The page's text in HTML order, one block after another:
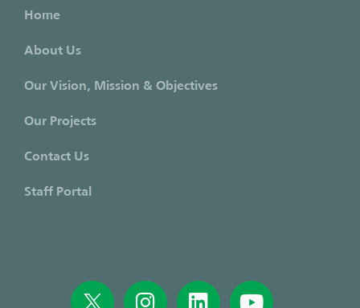
Home
About Us
Our Vision, Mission & Objectives
Our Projects
Contact Us
Staff Portal